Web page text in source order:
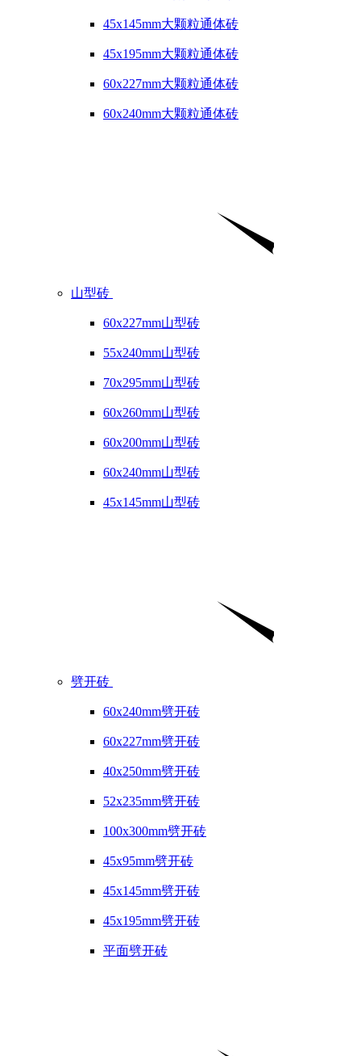
45x145mm大颗粒通体砖
45x195mm大颗粒通体砖
60x227mm大颗粒通体砖
60x240mm大颗粒通体砖
山型砖
60x227mm山型砖
55x240mm山型砖
70x295mm山型砖
60x260mm山型砖
60x200mm山型砖
60x240mm山型砖
45x145mm山型砖
劈开砖
60x240mm劈开砖
60x227mm劈开砖
40x250mm劈开砖
52x235mm劈开砖
100x300mm劈开砖
45x95mm劈开砖
45x145mm劈开砖
45x195mm劈开砖
平面劈开砖